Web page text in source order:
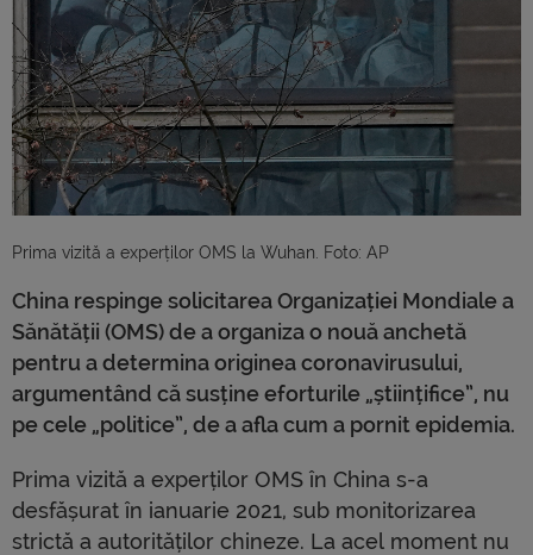
Prima vizită a experților OMS la Wuhan. Foto: AP
China respinge solicitarea Organizației Mondiale a
Sănătății (OMS) de a organiza o nouă anchetă
pentru a determina originea coronavirusului,
argumentând că susține eforturile „științifice”, nu
pe cele „politice”, de a afla cum a pornit epidemia.
Prima vizită a experților OMS în China s-a
desfășurat în ianuarie 2021, sub monitorizarea
strictă a autorităților chineze. La acel moment nu